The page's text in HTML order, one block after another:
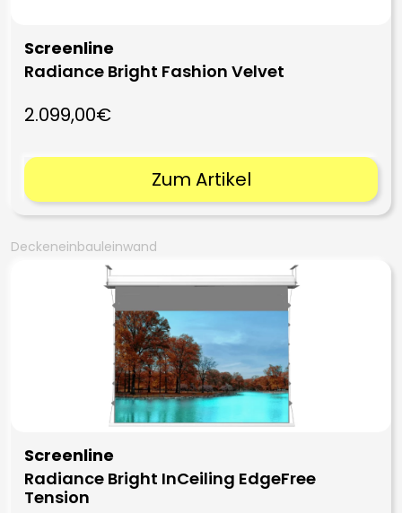
Screenline
Radiance Bright Fashion Velvet
2.099,00€
Zum Artikel
Deckeneinbauleinwand
Screenline
Radiance Bright InCeiling EdgeFree
Tension